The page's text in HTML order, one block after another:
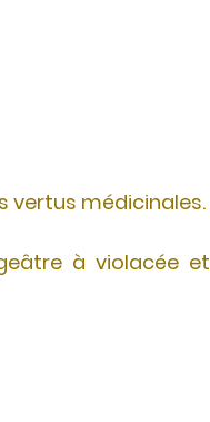
vertus médicinales.
à violacée et